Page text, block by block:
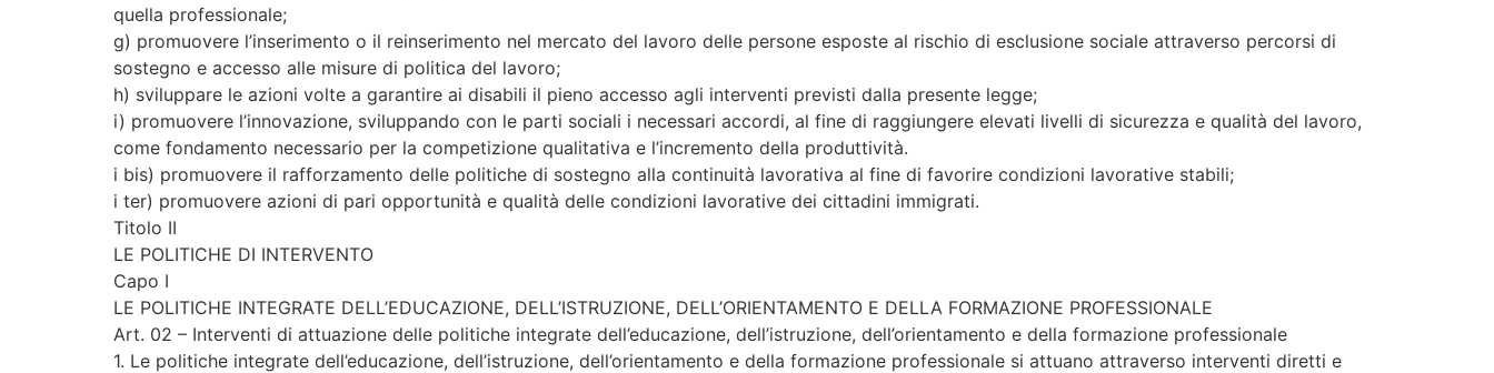
quella professionale;
g) promuovere l’inserimento o il reinserimento nel mercato del lavoro delle persone esposte al rischio di esclusione sociale attraverso percorsi di
sostegno e accesso alle misure di politica del lavoro;
h) sviluppare le azioni volte a garantire ai disabili il pieno accesso agli interventi previsti dalla presente legge;
i) promuovere l’innovazione, sviluppando con le parti sociali i necessari accordi, al fine di raggiungere elevati livelli di sicurezza e qualità del lavoro,
come fondamento necessario per la competizione qualitativa e l’incremento della produttività.
i bis) promuovere il rafforzamento delle politiche di sostegno alla continuità lavorativa al fine di favorire condizioni lavorative stabili;
i ter) promuovere azioni di pari opportunità e qualità delle condizioni lavorative dei cittadini immigrati.
Titolo II
LE POLITICHE DI INTERVENTO
Capo I
LE POLITICHE INTEGRATE DELL’EDUCAZIONE, DELL’ISTRUZIONE, DELL’ORIENTAMENTO E DELLA FORMAZIONE PROFESSIONALE
Art. 02 – Interventi di attuazione delle politiche integrate dell’educazione, dell’istruzione, dell’orientamento e della formazione professionale
1. Le politiche integrate dell’educazione, dell’istruzione, dell’orientamento e della formazione professionale si attuano attraverso interventi diretti e